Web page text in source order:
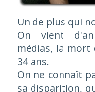
Un de plus qui
On vient
médias, la mort
34 ans.
On ne connaît
sa disparition,